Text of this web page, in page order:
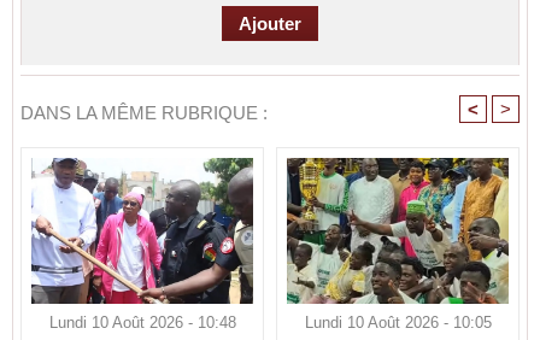
DANS LA MÊME RUBRIQUE : < >
Lundi 10 Août 2026 - 10:48 Lundi 10 Août 2026 - 10:05